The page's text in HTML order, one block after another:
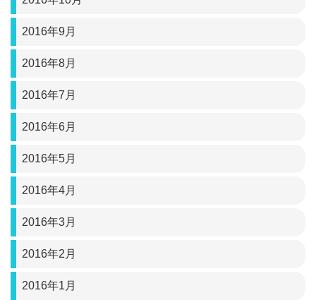
2016年9月
2016年8月
2016年7月
2016年6月
2016年5月
2016年4月
2016年3月
2016年2月
2016年1月